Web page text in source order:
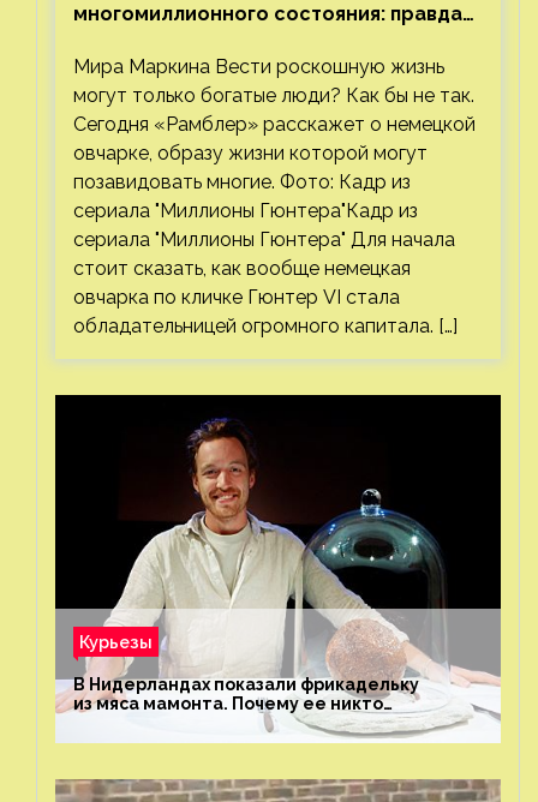
многомиллионного состояния: правда
Мира Маркина Вести роскошную жизнь
могут только богатые люди? Как бы не так.
Сегодня «Рамблер» расскажет о немецкой
овчарке, образу жизни которой могут
позавидовать многие. Фото: Кадр из
сериала "Миллионы Гюнтера"Кадр из
сериала "Миллионы Гюнтера" Для начала
стоит сказать, как вообще немецкая
овчарка по кличке Гюнтер VI стала
обладательницей огромного капитала. […]
Курьезы
В Нидерландах показали фрикадельку
из мяса мамонта. Почему ее никто